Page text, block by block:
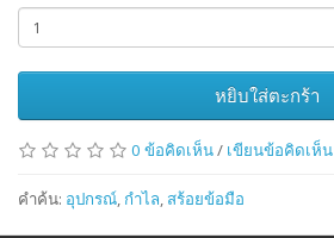
หยิบใส่ตะกร้า
0 ข้อคิดเห็น/ เขียนข้อคิดเห็น
คำค้น: อุปกรณ์, กำไล, สร้อยข้อมือ